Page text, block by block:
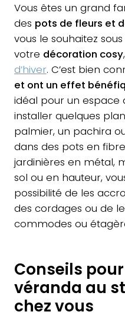
Vous êtes un grand
des pots de fleurs et
vous le souhaitez
votre décoration cosy
d’hiver. C’est bien
et ont un effet
idéal pour un espace
installer quelques
palmier, un pachira
dans des pots en
jardinières en métal,
sol ou en hauteur,
possibilité de les
des cordages ou de
commodes ou
Conseils
véranda au
chez vous